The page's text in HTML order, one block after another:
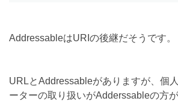
AddressableはURIの後継だそうです。
URLとAddressableがありますが、個
ーターの取り扱いがAdderssableの方